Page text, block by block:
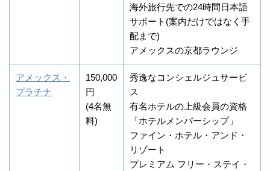
海外旅行先での24時間日本語
サポート(案内だけではなく手
配まで)
アメックスの京都ラウンジ
アメックス・
プラチナ
150,000
円
(4名無
料)
秀逸なコンシェルジュサービ
ス
有名ホテルの上級会員の資格
「ホテルメンバーシップ」
ファイン・ホテル・アンド・
リゾート
プレミアム フリー・ステイ・